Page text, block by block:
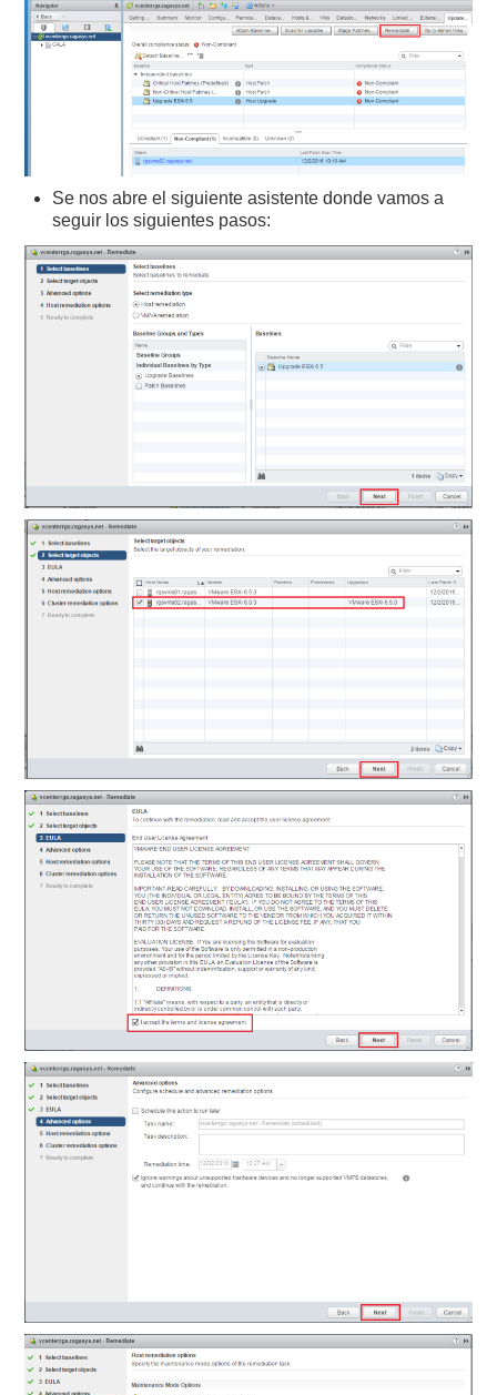
Se nos abre el siguiente asistente donde vamos a
seguir los siguientes pasos: